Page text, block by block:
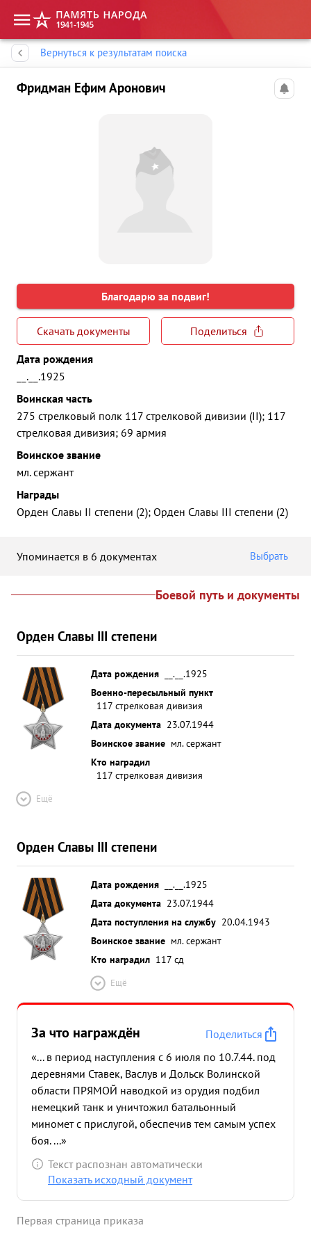
Вернуться к результатам поиска
Фридман Ефим Аронович
Благодарю за подвиг!
Скачать документы
Поделиться
Дата рождения
__.__.1925
Воинская часть
275 стрелковый полк 117 стрелковой дивизии (II); 117
стрелковая дивизия; 69 армия
Воинское звание
мл. сержант
Награды
Орден Славы II степени (2); Орден Славы III степени (2)
Упоминается в 6 документах Выбрать
Боевой путь и документы
Орден Славы III степени
Дата рождения
__.__.1925
Военно-пересыльный пункт
117 стрелковая дивизия
Дата документа 23.07.1944
Воинское звание мл. сержант
Кто наградил
117 стрелковая дивизия
Ещё
Орден Славы III степени
Дата рождения
__.__.1925
Дата документа 23.07.1944
Дата поступления на службу 20.04.1943
Воинское звание мл. сержант
Кто наградил 117 сд
Ещё
За что награждён
Поделиться
«... в период наступления с 6 июля по 10.7.44. под
деревнями Ставек, Васлув и Дольск Волинской
области ПРЯМОЙ наводкой из орудия подбил
немецкий танк и уничтожил батальонный
миномет с прислугой, обеспечив тем самым успех
боя. ...»
Текст распознан автоматически
Показать исходный документ
Первая страница приказа
Память народа